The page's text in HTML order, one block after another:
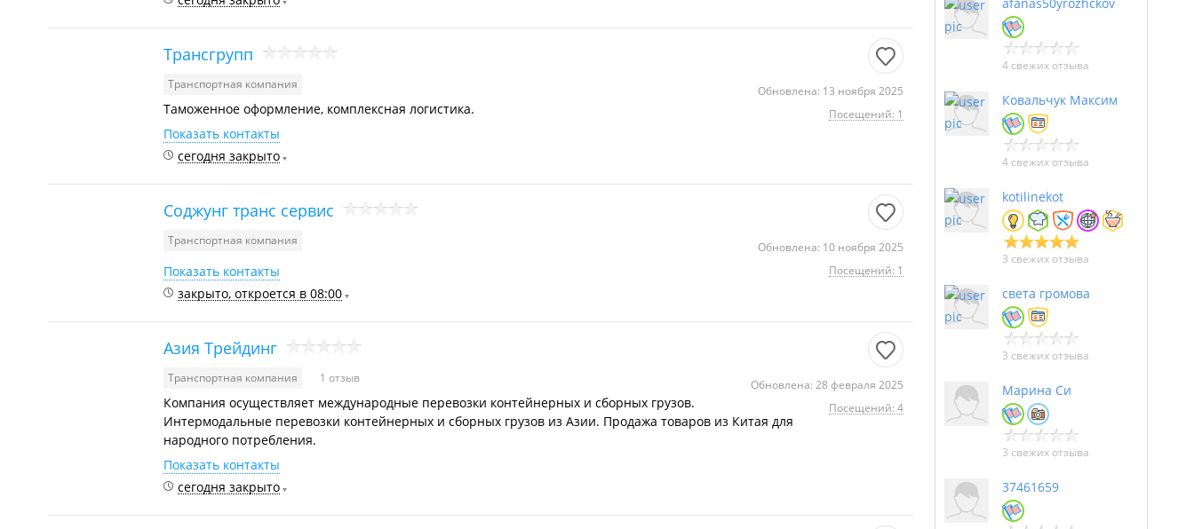
Трансгрупп
Транспортная компания
Обновлена: 13 ноября 2025
Посещений: 1
Таможенное оформление, комплексная логистика.
Показать контакты
сегодня закрыто
Соджунг транс сервис
Транспортная компания
Обновлена: 10 ноября 2025
Посещений: 1
Показать контакты
закрыто, откроется в 08:00
Азия Трейдинг
Транспортная компания 1 отзыв
Обновлена: 28 февраля 2025
Посещений: 4
Компания осуществляет международные перевозки контейнерных и сборных грузов.
Интермодальные перевозки контейнерных и сборных грузов из Азии. Продажа товаров из Китая для
народного потребления.
Показать контакты
сегодня закрыто
4 свежих отзыва
Ковальчук Максим
4 свежих отзыва
kotilinekot
3 свежих отзыва
света громова
3 свежих отзыва
Марина Си
3 свежих отзыва
37461659